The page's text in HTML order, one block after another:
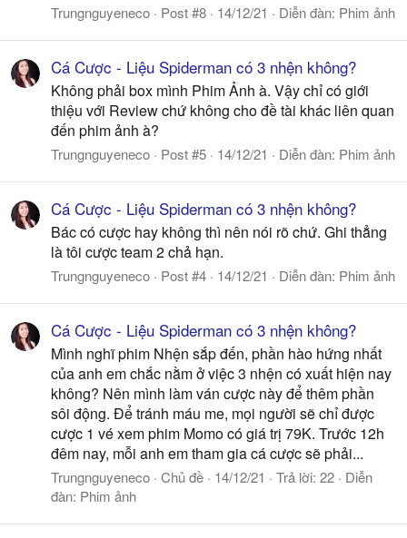
Trungnguyeneco Post #8 14/12/21 Diễn đàn: Phim ảnh
Cá Cược - Liệu Spiderman có 3 nhện không?
Không phải box mình Phim Ảnh à. Vậy chỉ có giới
thiệu với Review chứ không cho đề tài khác liên quan
đến phim ảnh à?
Trungnguyeneco Post #5 14/12/21 Diễn đàn: Phim ảnh
Cá Cược - Liệu Spiderman có 3 nhện không?
Bác có cược hay không thì nên nói rõ chứ. Ghi thẳng
là tôi cược team 2 chả hạn.
Trungnguyeneco Post #4 14/12/21 Diễn đàn: Phim ảnh
Cá Cược - Liệu Spiderman có 3 nhện không?
Mình nghĩ phim Nhện sắp đến, phần hào hứng nhất
của anh em chắc nằm ở việc 3 nhện có xuất hiện nay
không? Nên mình làm ván cược này để thêm phần
sôi động. Để tránh máu me, mọi người sẽ chỉ được
cược 1 vé xem phim Momo có giá trị 79K. Trước 12h
đêm nay, mỗi anh em tham gia cá cược sẽ phải...
Trungnguyeneco Chủ đề 14/12/21 Trả lời: 22
Diễn
đàn: Phim ảnh